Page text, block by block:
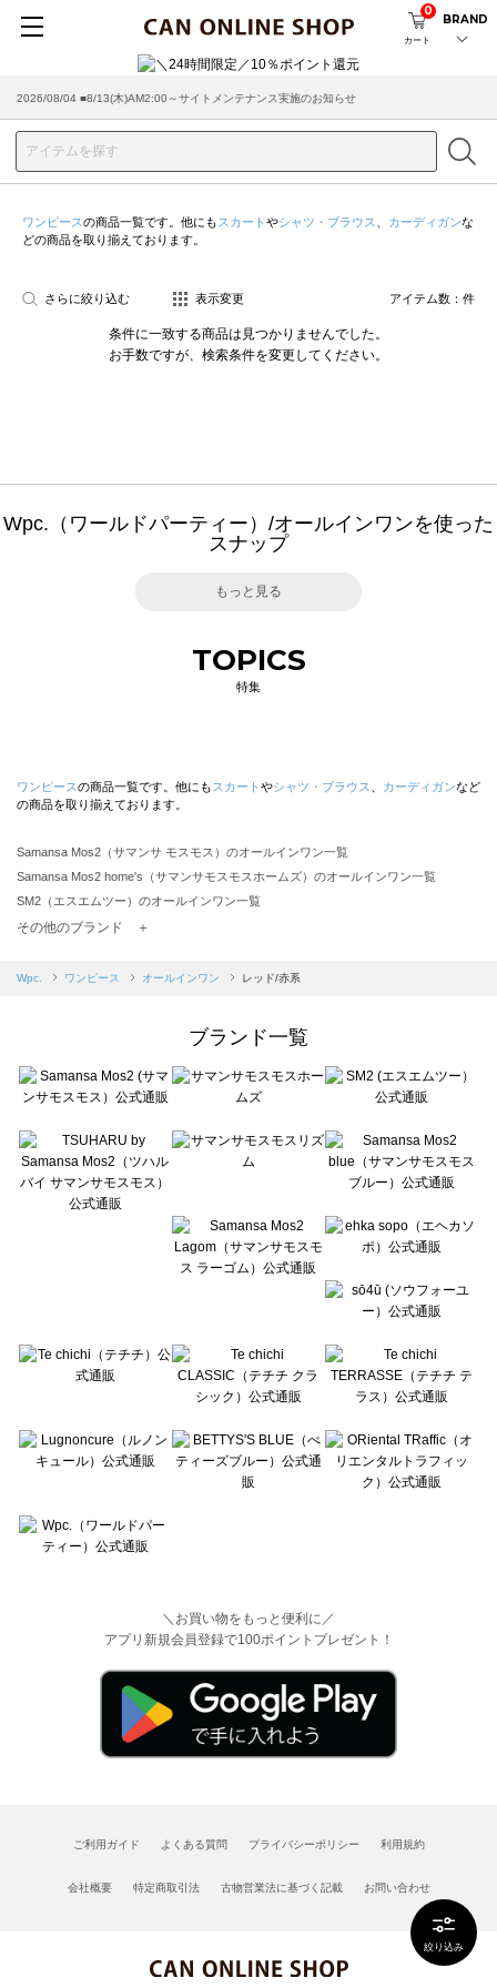
カート
0
BRAND
2026/08/04 ■8/13(木)AM2:00～サイトメンテナンス実施のお知らせ
絞り込み
ワンピースの商品一覧です。他にも スカート やシャツ・ブラウス カーディガンな
どの商品を取り揃えております。
さらに絞り込む 表示変更 アイテム数： 件
条件に一致する商品は見つかりませんでした。
お手数ですが、検索条件を変更してください。
Wpc.（ワールドパーティー）/オールインワンを使った
スナップ
もっと見る
TOPICS
特集
ワンピースの商品一覧です。他にも スカート やシャツ・ブラウス カーディガンなど
の商品を取り揃えております。
Samansa Mos2（サマンサ モスモス）のオールインワン一覧
Samansa Mos2 home's（サマンサモスモスホームズ）のオールインワン一覧
SM2（エスエムツー）のオールインワン一覧
Samansa Mos2 blue（サマンサモスモス ブルー）のオールインワン一覧
sō4ū（ソウフォーユー）のオールインワン一覧
Te chichi（テチチ）のオールインワン一覧
Te chichi CLASSIC（テチチ クラシック）のオールインワン一覧
Lugnoncure（ルノンキュール）のオールインワン一覧
BETTY'S BLUE（べティーズブルー）のオールインワン一覧
Wpc.（ワールドパーティー）のオールインワン一覧
その他のブランド ＋
Wpc. ワンピース オールインワン レッド/赤系
ブランド一覧
＼お買い物をもっと便利に／
アプリ新規会員登録で100ポイントプレゼント！
ご利用ガイド よくある質問 プライバシーポリシー 利用規約
会社概要 特定商取引法 古物営業法に基づく記載 お問い合わせ